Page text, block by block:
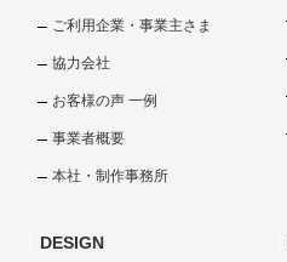
ご利用企業・事業主さま
協力会社
お客様の声 一例
事業者概要
本社・制作事務所
DESIGN